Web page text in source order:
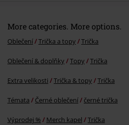
More categories. More options.
Oblečení Trička a topy Trička
Oblečení & doplňky Topy Trička
Extra velikosti Trička & topy Trička
Témata Černé oblečení černé trička
Výprodej % Merch kapel Trička